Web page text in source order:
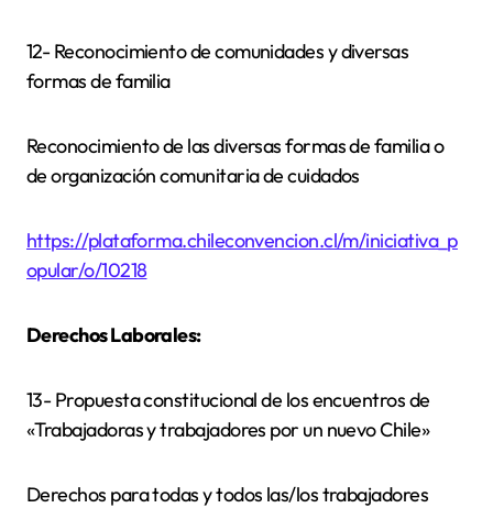
12- Reconocimiento de comunidades y diversas
formas de familia
Reconocimiento de las diversas formas de familia o
de organización comunitaria de cuidados
https://plataforma.chileconvencion.cl/m/iniciativa_p
opular/o/10218
Derechos Laborales:
13- Propuesta constitucional de los encuentros de
«Trabajadoras y trabajadores por un nuevo Chile»
Derechos para todas y todos las/los trabajadores